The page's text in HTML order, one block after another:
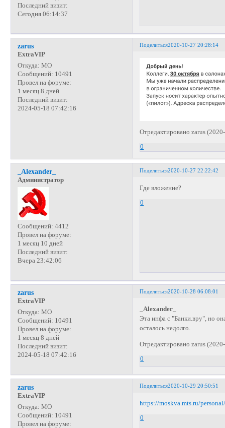
Последний визит:
Сегодня 06:14:37
Поделиться2020-10-27 20:28:14
zarus
ExtraVIP
Откуда: МО
Сообщений: 10491
Провел на форуме:
1 месяц 8 дней
Последний визит:
2024-05-18 07:42:16
Отредактировано zarus
0
Поделиться2020-10-27 22:22:42
_Alexander_
Администратор
Сообщений: 4412
Провел на форуме:
1 месяц 10 дней
Последний визит:
Вчера 23:42:06
Где вложение?
0
Поделиться2020-10-28 06:08:01
zarus
ExtraVIP
Откуда: МО
Сообщений: 10491
Провел на форуме:
1 месяц 8 дней
Последний визит:
2024-05-18 07:42:16
_Alexander_
Эта инфа с "Банки.вру", но
осталось недолго.
Отредактировано zarus
0
Поделиться2020-10-29 20:50:51
zarus
ExtraVIP
Откуда: МО
Сообщений: 10491
Провел на форуме:
https://moskva.mts.ru/
0